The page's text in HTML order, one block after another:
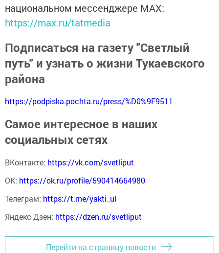
национальном мессенджере MАХ:
https://max.ru/tatmedia
Подписаться на газету "Светлый
путь" и узнать о жизни Тукаевского
района
https://podpiska.pochta.ru/press/%D0%9F9511
Самое интересное в наших
социальных сетях
ВКонтакте: https://vk.com/svetliput
ОК: https://ok.ru/profile/590414664980
Телеграм: https://t.me/yakti_ul
Яндекс Дзен: https://dzen.ru/svetliput
Перейти на страницу новости